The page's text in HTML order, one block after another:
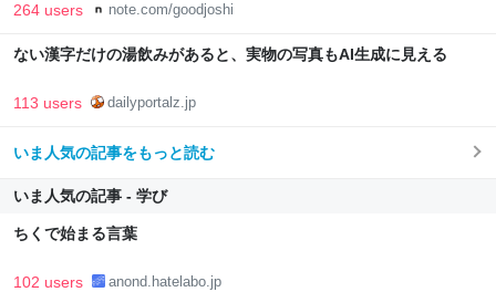
264 users note.com/goodjoshi
ない漢字だけの湯飲みがあると、実物の写真もAI生成に見える
113 users dailyportalz.jp
いま人気の記事をもっと読む
いま人気の記事 - 学び
ちくで始まる言葉
102 users anond.hatelabo.jp